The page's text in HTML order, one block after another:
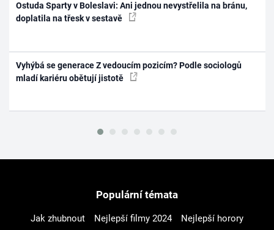
Ostuda Sparty v Boleslavi: Ani jednou nevystřelila na bránu,
doplatila na třesk v sestavě
Vyhýbá se generace Z vedoucím pozicím? Podle sociologů
mladí kariéru obětují jistotě
Populární témata
Jak zhubnout Nejlepší filmy 2024
Nejlepší horory